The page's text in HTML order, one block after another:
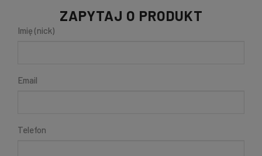
ZAPYTAJ O PRODUKT
Imię (nick)
Email
Telefon